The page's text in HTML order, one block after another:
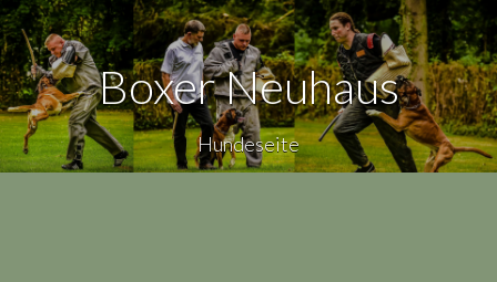
Boxer Neuhaus
Hundeseite